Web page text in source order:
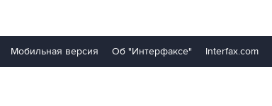
Мобильная версия Об "Интерфаксе" Interfax.com